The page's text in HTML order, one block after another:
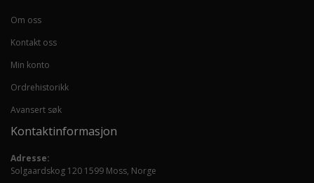
Om oss
Kontakt oss
Min konto
Ordrehistorikk
Avansert søk
Kontaktinformasjon
Adresse:
Solgaardskog 120 1599 Moss, Norge